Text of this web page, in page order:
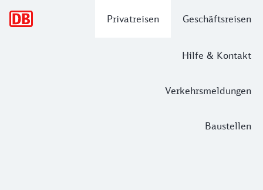
Privatreisen Geschäftsreisen
Hilfe & Kontakt
Verkehrsmeldungen
Baustellen